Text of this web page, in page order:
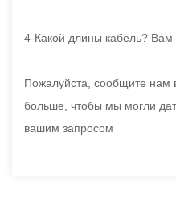
4-Какой длины кабель? Вам
Пожалуйста, сообщите нам
больше, чтобы мы могли
вашим запросом